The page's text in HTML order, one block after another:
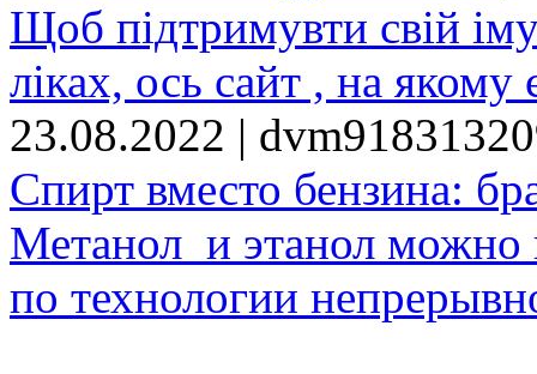
Щоб підтримувти свій
ліках, ось сайт , на якому
23.08.2022 |
Спирт вместо бензина:
Метанол и этанол можно
по технологии